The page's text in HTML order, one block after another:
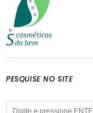
PESQUISE NO SITE